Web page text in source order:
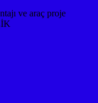
ve araç proje